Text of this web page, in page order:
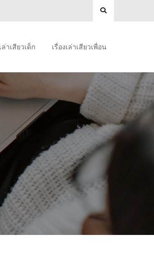
ล่าเสียวเด็ก เรื่องเล่าเสียวเพื่อน